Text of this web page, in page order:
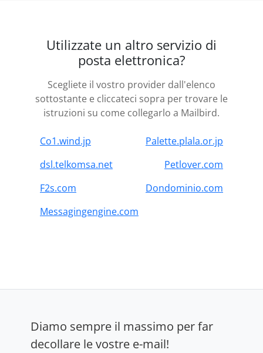
Utilizzate un altro servizio di
posta elettronica?
Scegliete il vostro provider dall'elenco
sottostante e cliccateci sopra per trovare le
istruzioni su come collegarlo a Mailbird.
Co1.wind.jp
Palette.plala.or.jp
dsl.telkomsa.net
Petlover.com
F2s.com
Dondominio.com
Messagingengine.com
Diamo sempre il massimo per far
decollare le vostre e-mail!